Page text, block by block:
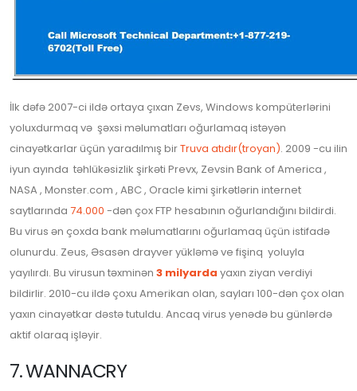
İlk dəfə 2007-ci ildə ortaya çıxan Zevs, Windows kompüterlərini
yoluxdurmaq və şəxsi məlumatları oğurlamaq istəyən
cinayətkarlar üçün yaradılmış birTruva atıdır(troyan). 2009 -cu ilin
iyun ayında təhlükəsizlik şirkəti Prevx, Zevsin Bank of America ,
NASA , Monster.com , ABC , Oracle kimi şirkətlərin internet
saytlarında 74.000 -dən çox FTP hesabının oğurlandığını bildirdi.
Bu virus ən çoxda bank məlumatlarını oğurlamaq üçün istifadə
olunurdu. Zeus, Əsasən drayver yükləmə ve fişinq yoluyla
yayılırdı. Bu virusun təxminən 3 milyarda yaxın ziyan verdiyi
bildirlir. 2010-cu ildə çoxu Amerikan olan, sayları 100-dən çox olan
yaxın cinayətkar dəstə tutuldu. Ancaq virus yenədə bu günlərdə
aktif olaraq işləyir.
7. WANNACRY